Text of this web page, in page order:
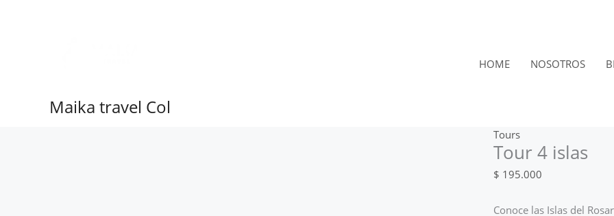
Maika travel Col
HOME NOSOTROS
Tours
Tour 4 islas
$ 195.000
Conoce las Islas del